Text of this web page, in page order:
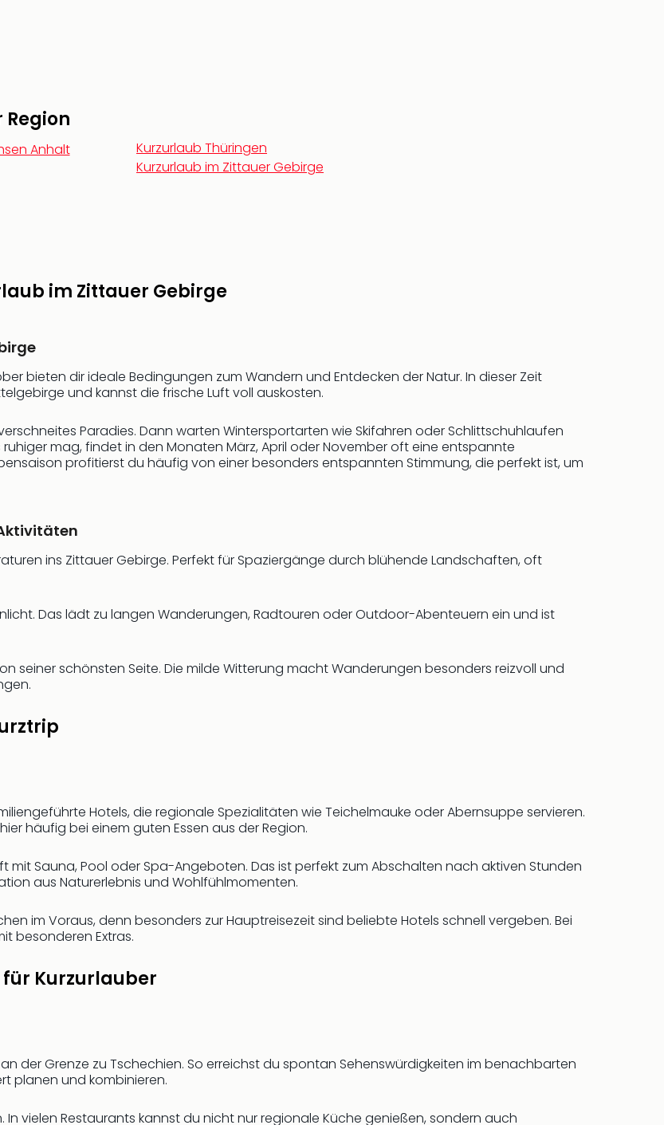
Anhalt
Kurzurlaub Thüringen
Kurzurlaub im Zittauer Gebirge
im Zittauer Gebirge
bieten dir ideale Bedingungen zum Wandern und Entdecken der Natur. In dieser Zeit
und kannst die frische Luft voll auskosten.
Paradies. Dann warten Wintersportarten wie Skifahren oder Schlittschuhlaufen
mag, findet in den Monaten März, April oder November oft eine entspannte
profitierst du häufig von einer besonders entspannten Stimmung, die perfekt ist, um
ins Zittauer Gebirge. Perfekt für Spaziergänge durch blühende Landschaften, oft
Das lädt zu langen Wanderungen, Radtouren oder Outdoor-Abenteuern ein und ist
seiner schönsten Seite. Die milde Witterung macht Wanderungen besonders reizvoll und
Hotels, die regionale Spezialitäten wie Teichelmauke oder Abernsuppe servieren.
häufig bei einem guten Essen aus der Region.
mit Sauna, Pool oder Spa-Angeboten. Das ist perfekt zum Abschalten nach aktiven Stunden
aus Naturerlebnis und Wohlfühlmomenten.
im Voraus, denn besonders zur Hauptreisezeit sind beliebte Hotels schnell vergeben. Bei
besonderen Extras.
Kurzurlauber
der Grenze zu Tschechien. So erreichst du spontan Sehenswürdigkeiten im benachbarten
planen und kombinieren.
vielen Restaurants kannst du nicht nur regionale Küche genießen, sondern auch